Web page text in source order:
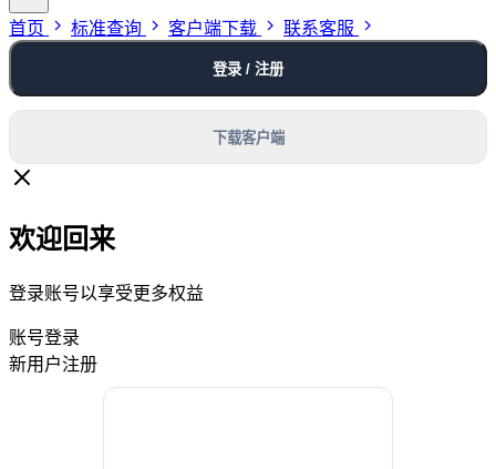
首页 标准查询 客户端下载 联系客服
登录 / 注册
下载客户端
欢迎回来
登录账号以享受更多权益
账号登录
新用户注册